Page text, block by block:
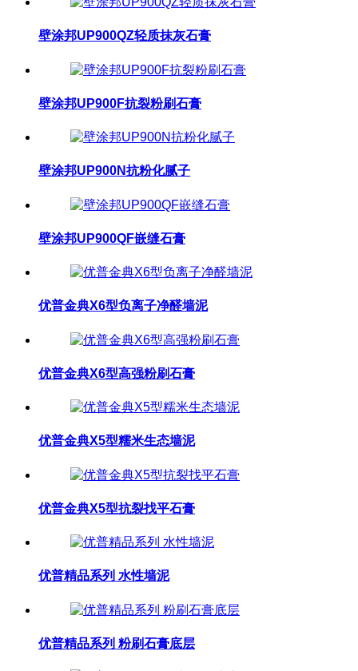
壁涂邦UP900QZ轻质抹灰石膏
壁涂邦UP900F抗裂粉刷石膏
壁涂邦UP900N抗粉化腻子
壁涂邦UP900QF嵌缝石膏
优普金典X6型负离子净醛墙泥
优普金典X6型高强粉刷石膏
优普金典X5型糯米生态墙泥
优普金典X5型抗裂找平石膏
优普精品系列 水性墙泥
优普精品系列 粉刷石膏底层